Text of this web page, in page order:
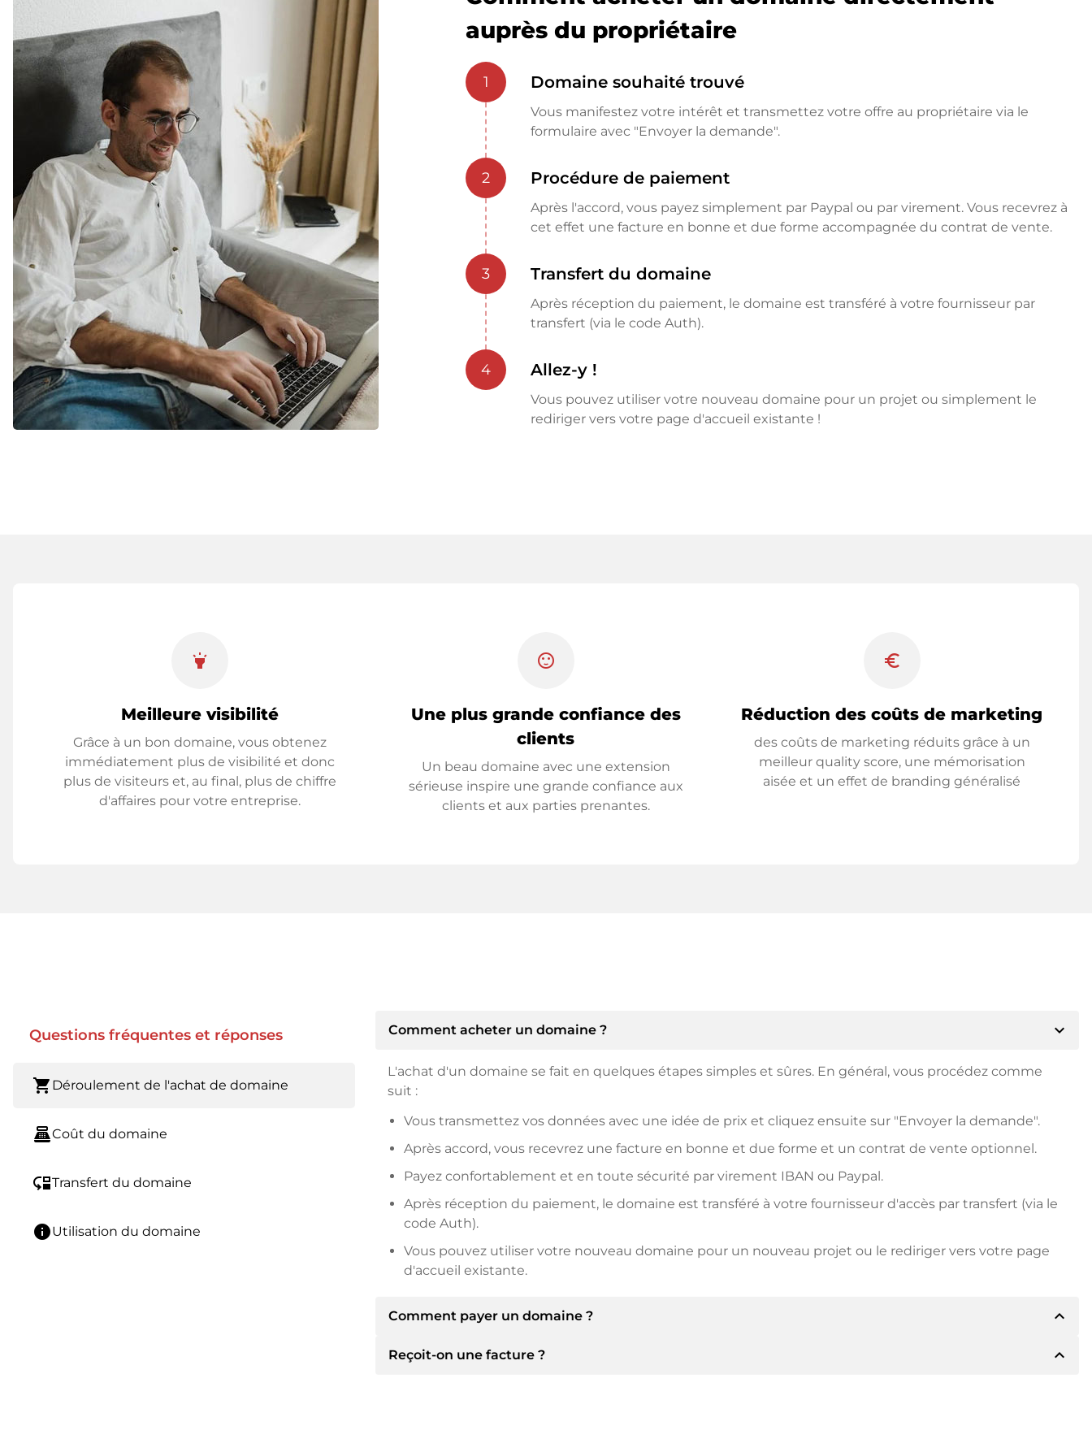
auprès du propriétaire
1 Domaine souhaité trouvé
Vous manifestez votre intérêt et transmettez votre offre au propriétaire via le
formulaire avec "Envoyer la demande".
2 Procédure de paiement
Après l'accord, vous payez simplement par Paypal ou par virement. Vous recevrez à
cet effet une facture en bonne et due forme accompagnée du contrat de vente.
3 Transfert du domaine
Après réception du paiement, le domaine est transféré à votre fournisseur par
transfert (via le code Auth).
4 Allez-y !
Vous pouvez utiliser votre nouveau domaine pour un projet ou simplement le
rediriger vers votre page d'accueil existante !
highlight
Meilleure visibilité
Grâce à un bon domaine, vous obtenez
immédiatement plus de visibilité et donc
plus de visiteurs et, au final, plus de chiffre
d'affaires pour votre entreprise.
sentiment_satisfied
Une plus grande confiance des
clients
Un beau domaine avec une extension
sérieuse inspire une grande confiance aux
clients et aux parties prenantes.
euro_symbol
Réduction des coûts de marketing
des coûts de marketing réduits grâce à un
meilleur quality score, une mémorisation
aisée et un effet de branding généralisé
Questions fréquentes et réponses
shopping_cart Déroulement de l'achat de domaine
point_of_saleCoût du domaine
move_downTransfert du domaine
infoUtilisation du domaine
Comment acheter un domaine ? expand_more
L'achat d'un domaine se fait en quelques étapes simples et sûres. En général, vous procédez comme
suit :
Vous transmettez vos données avec une idée de prix et cliquez ensuite sur "Envoyer la demande".
Après accord, vous recevrez une facture en bonne et due forme et un contrat de vente optionnel.
Payez confortablement et en toute sécurité par virement IBAN ou Paypal.
Après réception du paiement, le domaine est transféré à votre fournisseur d'accès par transfert (via le
code Auth).
Vous pouvez utiliser votre nouveau domaine pour un nouveau projet ou le rediriger vers votre page
d'accueil existante.
Comment payer un domaine ? expand_less
Après un accord, le titulaire vous communiquera les détails du paiement. Le titulaire vous
Reçoit-on une facture ? expand_less